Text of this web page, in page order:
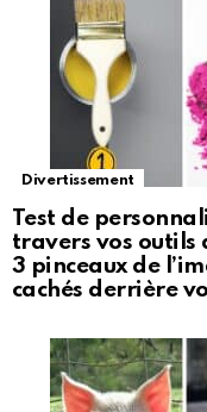
Divertissement
Test de
travers vos outils
3 pinceaux de
cachés derrière